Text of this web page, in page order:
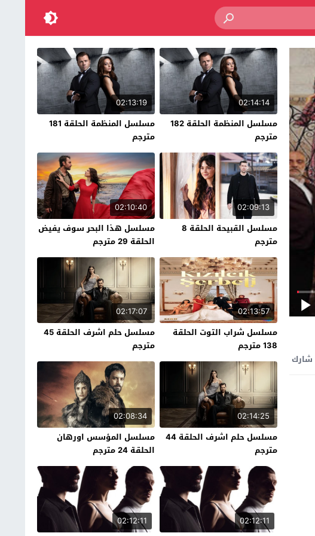
شارك
02:14:14
مسلسل المنظمة الحلقة 182
مترجم
02:13:19
مسلسل المنظمة الحلقة 181
مترجم
02:09:13
مسلسل القبيحة الحلقة 8
مترجم
02:10:40
مسلسل هذا البحر سوف يفيض
الحلقة 29 مترجم
02:13:57
مسلسل شراب التوت الحلقة
138 مترجم
02:17:07
مسلسل حلم اشرف الحلقة 45
مترجم
02:14:25
مسلسل حلم اشرف الحلقة 44
مترجم
02:08:34
مسلسل المؤسس اورهان
الحلقة 24 مترجم
02:12:11
02:12:11